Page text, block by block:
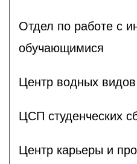
Отдел по работе с
обучающимися
Центр водных видов
ЦСП студенческих
Центр карьеры и